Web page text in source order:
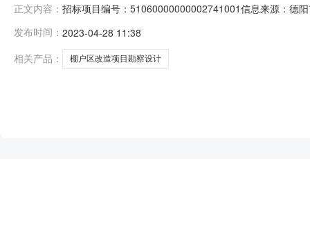
正文内容： 招标项目编号：51060000000002741001信息来源：德
户区改造项目广汉市城北片区棚户区改造项目勘察设计
发布时间： 2023-04-28 11:38
相关产品：
棚户区改造项目勘察设计